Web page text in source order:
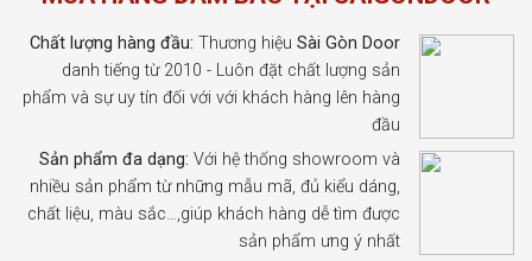
Chất lượng hàng đầu: Thương hiệu Sài Gòn Door
danh tiếng từ 2010 - Luôn đặt chất lượng sản
phẩm và sự uy tín đối với với khách hàng lên hàng
đầu
Sản phẩm đa dạng: Với hệ thống showroom và
nhiều sản phẩm từ những mẫu mã, đủ kiểu dáng,
chất liệu, màu sắc…,giúp khách hàng dễ tìm được
sản phẩm ưng ý nhất